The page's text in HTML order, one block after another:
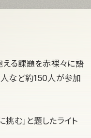
える課題を赤裸々に語
など約150人が参加
む」と題したライト